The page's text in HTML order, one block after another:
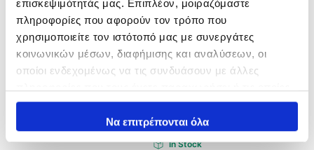
επισκεψιμότητάς μας. Επιπλέον, μοιραζόμαστε
πληροφορίες που αφορούν τον τρόπο που
χρησιμοποιείτε τον ιστότοπό μας με συνεργάτες
κοινωνικών μέσων, διαφήμισης και αναλύσεων, οι
οποίοι ενδεχομένως να τις συνδυάσουν με άλλες
έχουν συλλέξει σε σχέση με την από μέρους σας χρήση
των υπηρεσιών τους.Να επιτρέπονται όλα
Shark Power Metal Split
1,50€
SALTIGA SOLID Ring
10,60 €–11,50
In Stock